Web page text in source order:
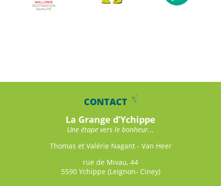
CONTACT
La Grange d’Ychippe
Une étape vers le bonheur...
Thomas et Valérie Nagant - Van Heer
rue de Mivau, 44
5590 Ychippe (Leignon- Ciney)